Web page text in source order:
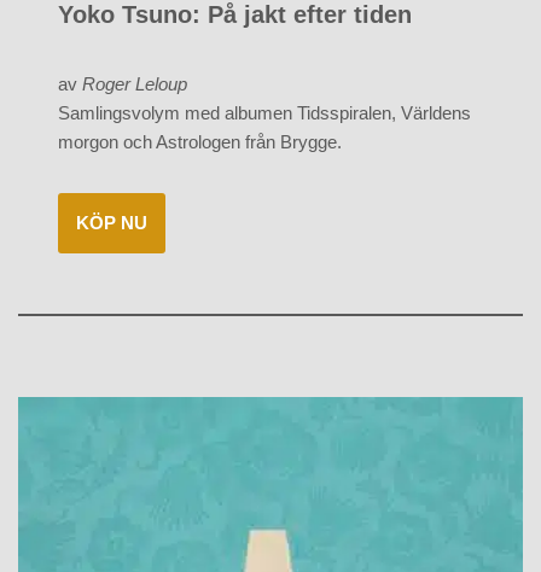
Yoko Tsuno: På jakt efter tiden
avRoger Leloup
Samlingsvolym med albumen Tidsspiralen, Världens
morgon och Astrologen från Brygge.
KÖP NU